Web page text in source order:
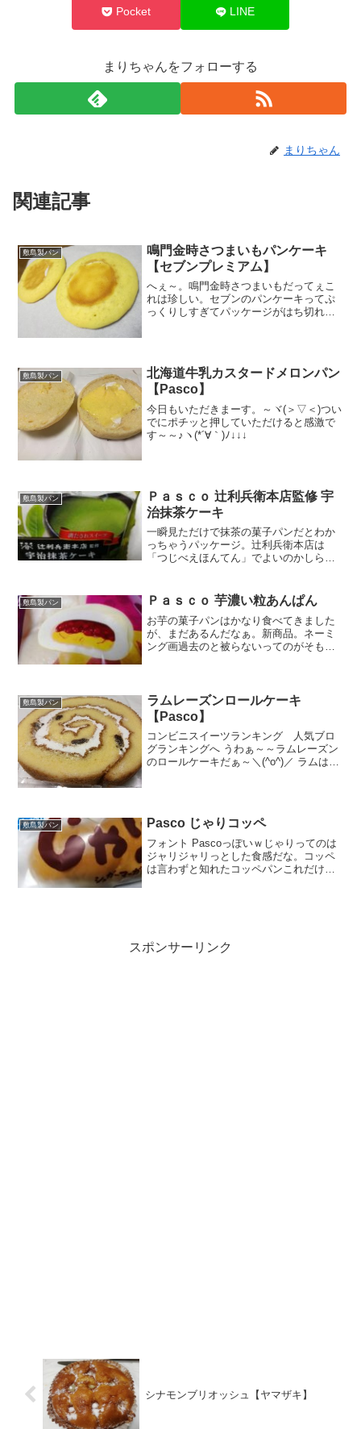
Pocket LINE
まりちゃんをフォローする
まりちゃん
関連記事
敷島製パン
鳴門金時さつまいもパンケーキ
【セブンプレミアム】
へぇ～。鳴門金時さつまいもだってぇこ
れは珍しい。セブンのパンケーキってぷ
っくりしすぎてパッケージがはち切れそ
ごい。ちゃんと糖...
敷島製パン
北海道牛乳カスタードメロンパン
【Pasco】
今日もいただきまーす。～ヾ(＞▽＜)つい
でにポチッと押していただけると感激で
す～～♪ヽ(*´∀｀)ﾉ↓↓↓
敷島製パン
Ｐａｓｃｏ 辻利兵衛本店監修 宇
治抹茶ケーキ
一瞬見ただけで抹茶の菓子パンだとわか
っちゃうパッケージ。辻利兵衛本店は
「つじべえほんてん」でよいのかしら？
わかるけど、下半分はショコラっぽい
な。まずまずの糖質量パッケ...
敷島製パン Ｐａｓｃｏ 芋濃い粒あんぱん
お芋の菓子パンはかなり食べてきました
が、まだあるんだなぁ。新商品。ネーミ
ング画過去のと被らないってのがそもそ
ー糖質見た目はお饅頭。真...
敷島製パン
ラムレーズンロールケーキ
【Pasco】
コンビニスイーツランキング 人気ブロ
グランキングへ うわぁ～～ラムレーズン
のロールケーキだぁ～＼(^o^)／ ラムはラ
敷島製パン Pasco じゃりコッペ
フォント Pascoっぽいｗじゃりってのは
ジャリジャリっとした食感だな。コッペ
は言わずと知れたコッペパンこれだけだ
スポンサーリンク
シナモンブリオッシュ【ヤマザキ】